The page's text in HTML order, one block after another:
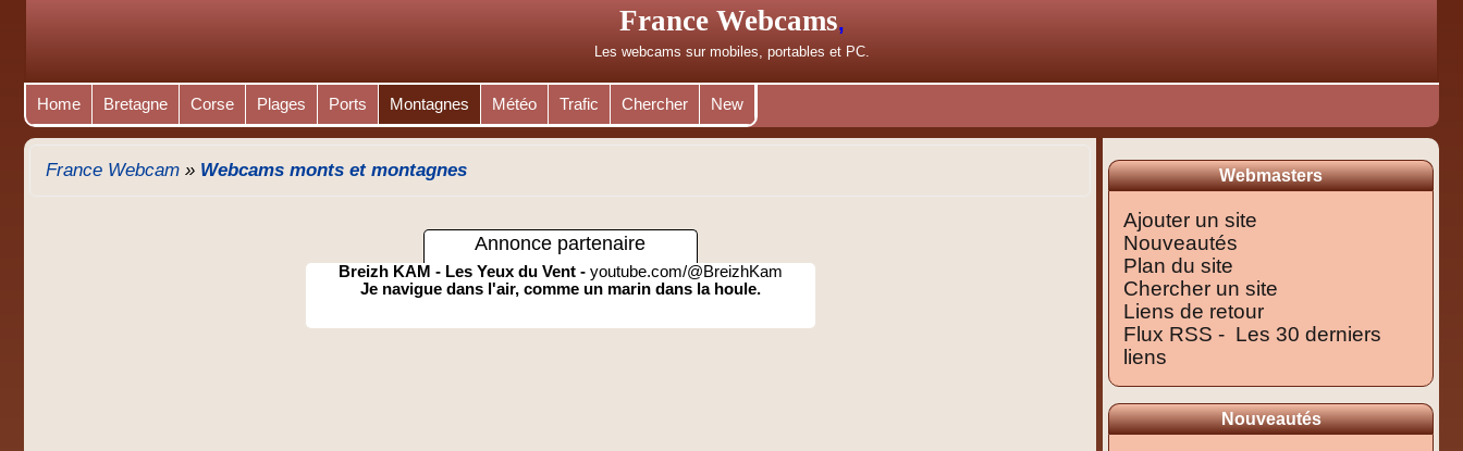
France Webcams,
Les webcams sur mobiles, portables et PC.
Home Bretagne Corse Plages Ports Montagnes Météo Trafic Chercher New
France Webcam » Webcams monts et montagnes
Annonce partenaire
Breizh KAM - Les Yeux du Vent - youtube.com/@BreizhKam
Je navigue dans l'air, comme un marin dans la houle.
Webmasters
Ajouter un site
Nouveautés
Plan du site
Chercher un site
Liens de retour
Flux RSS - Les 30 derniers
liens
Nouveautés